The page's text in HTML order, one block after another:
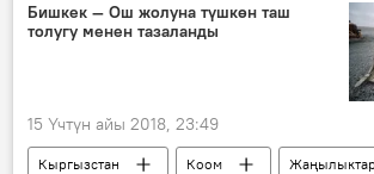
Бишкек — Ош жолуна түшкөн таш
толугу менен тазаланды
15 Үчтүн айы 2018, 23:49
Кыргызстан Коом
Жаңылыктар